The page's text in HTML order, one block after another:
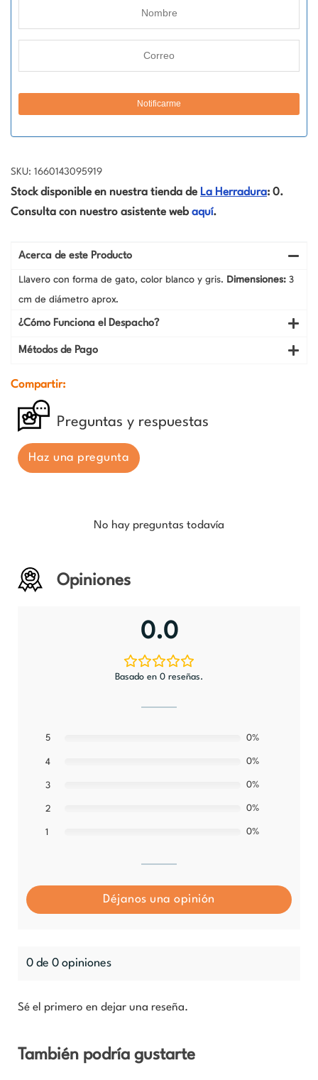
SKU: 1660143095919
Stock disponible en nuestra tienda de La Herradura: 0.
Consulta con nuestro asistente web aquí.
Acerca de este Producto
Llavero con forma de gato, color blanco y gris. Dimensiones: 3
cm de diámetro aprox.
¿Cómo Funciona el Despacho?
Métodos de Pago
Compartir:
Preguntas y respuestas
Haz una pregunta
No hay preguntas todavía
Opiniones
0.0
Basado en 0 reseñas.
5 0%
4 0%
3 0%
2 0%
1 0%
Déjanos una opinión
0 de 0 opiniones
Sé el primero en dejar una reseña.
También podría gustarte